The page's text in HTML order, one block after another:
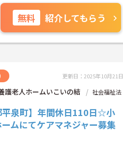
無料 紹介してもらう
更新日：2025年10月21日
護老人ホームいこいの結
社会福祉法
平泉町】年間休日110日☆小
ムにてケアマネジャー募集